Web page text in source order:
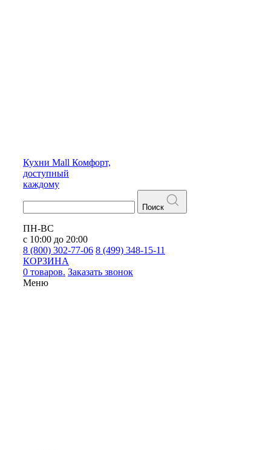
Кухни Mall Комфорт,
доступный
каждому
Поиск
ПН-ВС
с 10:00 до 20:00
8 (800) 302-77-06 8 (499) 348-15-11
КОРЗИНА
0 товаров. Заказать звонок
Меню